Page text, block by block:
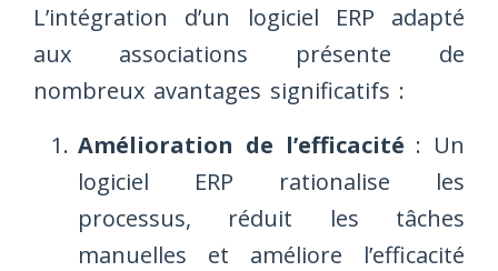
L’intégration d’un logiciel ERP adapté
aux associations présente de
nombreux avantages significatifs :
Amélioration de l’efficacité : Un
logiciel ERP rationalise les
processus, réduit les tâches
manuelles et améliore l’efficacité